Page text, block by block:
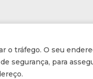
o tráfego. O seu
segurança, para